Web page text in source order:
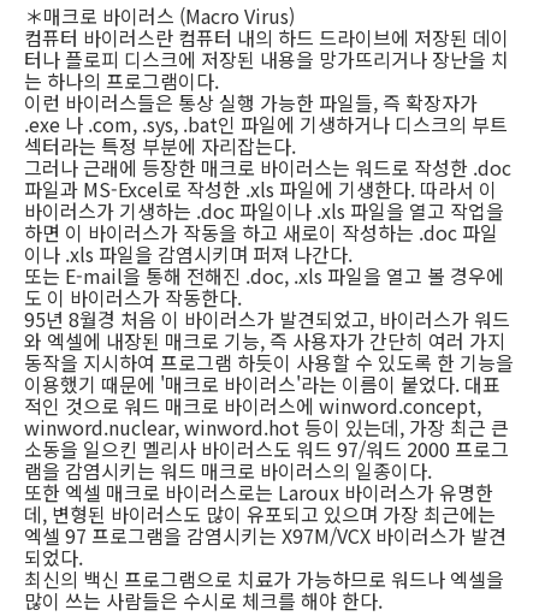
＊매크로 바이러스 (Macro Virus)
컴퓨터 바이러스란 컴퓨터 내의 하드 드라이브에 저장된 데이
터나 플로피 디스크에 저장된 내용을 망가뜨리거나 장난을 치
는 하나의 프로그램이다.
이런 바이러스들은 통상 실행 가능한 파일들, 즉 확장자가
.exe 나 .com, .sys, .bat인 파일에 기생하거나 디스크의 부트
섹터라는 특정 부분에 자리잡는다.
그러나 근래에 등장한 매크로 바이러스는 워드로 작성한 .doc
파일과 MS-Excel로 작성한 .xls 파일에 기생한다. 따라서 이
바이러스가 기생하는 .doc 파일이나 .xls 파일을 열고 작업을
하면 이 바이러스가 작동을 하고 새로이 작성하는 .doc 파일
이나 .xls 파일을 감염시키며 퍼져 나간다.
또는 E-mail을 통해 전해진 .doc, .xls 파일을 열고 볼 경우에
도 이 바이러스가 작동한다.
95년 8월경 처음 이 바이러스가 발견되었고, 바이러스가 워드
와 엑셀에 내장된 매크로 기능, 즉 사용자가 간단히 여러 가지
동작을 지시하여 프로그램 하듯이 사용할 수 있도록 한 기능을
이용했기 때문에 '매크로 바이러스'라는 이름이 붙었다. 대표
적인 것으로 워드 매크로 바이러스에 winword.concept,
winword.nuclear, winword.hot 등이 있는데, 가장 최근 큰
소동을 일으킨 멜리사 바이러스도 워드 97/워드 2000 프로그
램을 감염시키는 워드 매크로 바이러스의 일종이다.
또한 엑셀 매크로 바이러스로는 Laroux 바이러스가 유명한
데, 변형된 바이러스도 많이 유포되고 있으며 가장 최근에는
엑셀 97 프로그램을 감염시키는 X97M/VCX 바이러스가 발견
되었다.
최신의 백신 프로그램으로 치료가 가능하므로 워드나 엑셀을
많이 쓰는 사람들은 수시로 체크를 해야 한다.